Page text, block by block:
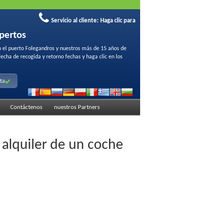
aprovechar nuestras ofertas de Internet..
No requiere
Servicio al cliente: Haga clic para
puerto Folegandros y nuestros más de 15 años de
de recogida y retorno fechas y haga clic en los
Contáctenos nuestros Partners
de un coche